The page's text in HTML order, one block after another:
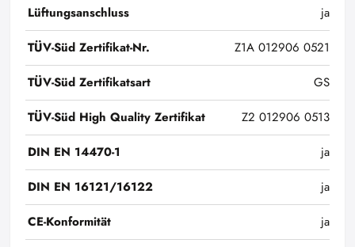
Lüftungsanschluss
ja
TÜV-Süd Zertifikat-Nr.
Z1A 012906 0521
TÜV-Süd Zertifikatsart
GS
TÜV-Süd High Quality Zertifikat
Z2 012906 0513
DIN EN 14470-1
ja
DIN EN 16121/16122
ja
CE-Konformität
ja